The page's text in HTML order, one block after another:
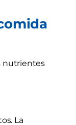
nutrientes
La